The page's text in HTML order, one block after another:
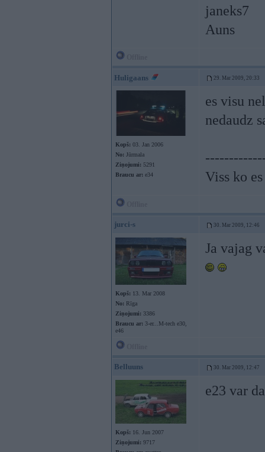
janeks7
Auns
Huligaans 29. Mar 2009, 20:33
Kopš: 03. Jan 2006
No: Jūrmala
Ziņojumi: 5291
Braucu ar: e34
es visu
nedaudz
Viss ko
jurci-s 30. Mar 2009, 12:46
Kopš: 13. Mar 2008
No: Rīga
Ziņojumi: 3386
Braucu ar: 3-er...M-tech e30,
e46
Ja vajag
Belluuns 30. Mar 2009, 12:47
Kopš: 16. Jun 2007
Ziņojumi: 9717
e23 var